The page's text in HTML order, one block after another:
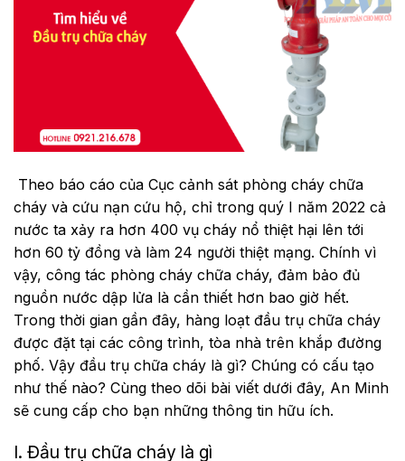
Theo báo cáo của Cục cảnh sát phòng cháy chữa
cháy và cứu nạn cứu hộ, chỉ trong quý I năm 2022 cả
nước ta xảy ra hơn 400 vụ cháy nổ thiệt hại lên tới
hơn 60 tỷ đồng và làm 24 người thiệt mạng. Chính vì
vậy, công tác phòng cháy chữa cháy, đảm bảo đủ
nguồn nước dập lửa là cần thiết hơn bao giờ hết.
Trong thời gian gần đây, hàng loạt đầu trụ chữa cháy
được đặt tại các công trình, tòa nhà trên khắp đường
phố. Vậy đầu trụ chữa cháy là gì? Chúng có cấu tạo
như thế nào? Cùng theo dõi bài viết dưới đây, An Minh
sẽ cung cấp cho bạn những thông tin hữu ích.
I. Đầu trụ chữa cháy là gì